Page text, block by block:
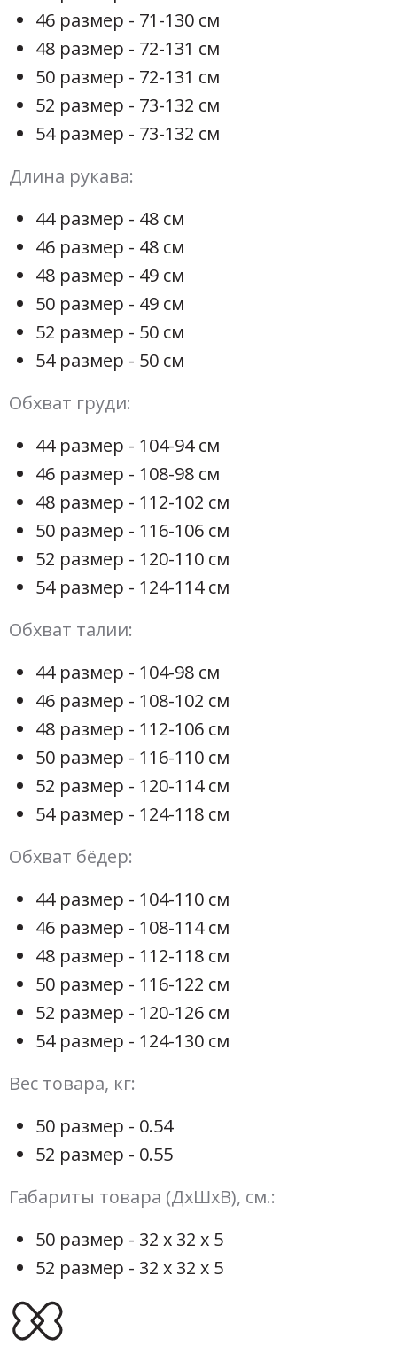
46 размер - 71-130 см
48 размер - 72-131 см
50 размер - 72-131 см
52 размер - 73-132 см
54 размер - 73-132 см
Длина рукава:
44 размер - 48 см
46 размер - 48 см
48 размер - 49 см
50 размер - 49 см
52 размер - 50 см
54 размер - 50 см
Обхват груди:
44 размер - 104-94 см
46 размер - 108-98 см
48 размер - 112-102 см
50 размер - 116-106 см
52 размер - 120-110 см
54 размер - 124-114 см
Обхват талии:
44 размер - 104-98 см
46 размер - 108-102 см
48 размер - 112-106 см
50 размер - 116-110 см
52 размер - 120-114 см
54 размер - 124-118 см
Обхват бёдер:
44 размер - 104-110 см
46 размер - 108-114 см
48 размер - 112-118 см
50 размер - 116-122 см
52 размер - 120-126 см
54 размер - 124-130 см
Вес товара, кг:
50 размер - 0.54
52 размер - 0.55
Габариты товара (ДхШхВ), см.:
50 размер - 32 х 32 х 5
52 размер - 32 х 32 х 5